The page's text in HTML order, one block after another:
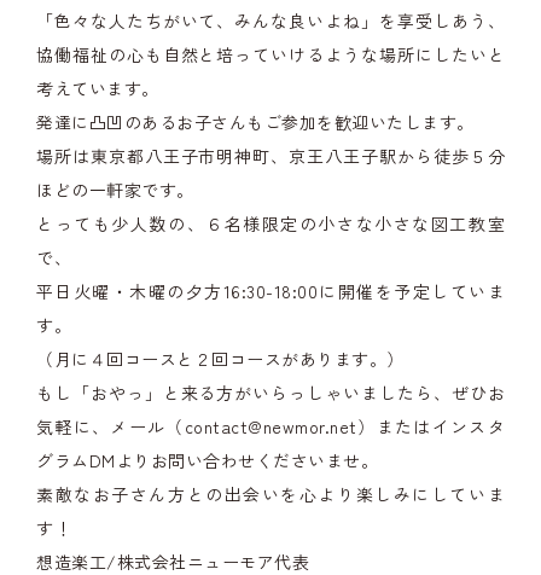
「色々な人たちがいて、みんな良いよね」を享受しあう、
協働福祉の心も自然と培っていけるような場所にしたいと
考えています。
発達に凸凹のあるお子さんもご参加を歓迎いたします。
場所は東京都八王子市明神町、京王八王子駅から徒歩５分
ほどの一軒家です。
とっても少人数の、６名様限定の小さな小さな図工教室
で、
平日火曜・木曜の夕方16:30-18:00に開催を予定していま
す。
（月に４回コースと２回コースがあります。）
もし「おやっ」と来る方がいらっしゃいましたら、ぜひお
気軽に、メール（contact@newmor.net）またはインスタ
グラムDMよりお問い合わせくださいませ。
素敵なお子さん方との出会いを心より楽しみにしていま
す！
想造楽工/株式会社ニューモア代表